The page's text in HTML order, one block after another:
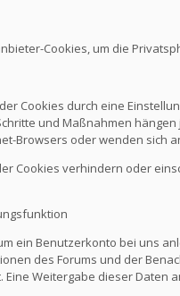
Cookies, um die
Cookies durch eine
und Maßnahmen
Browsers oder wenden sich
Cookies verhindern oder
ein Benutzerkonto bei uns
des Forums und der
Eine Weitergabe dieser Daten